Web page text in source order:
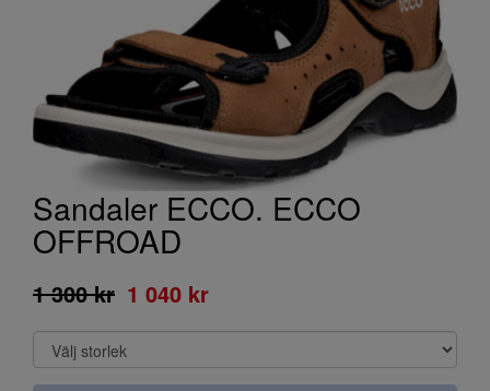
Sandaler ECCO. ECCO
OFFROAD
1 300 kr 1 040 kr